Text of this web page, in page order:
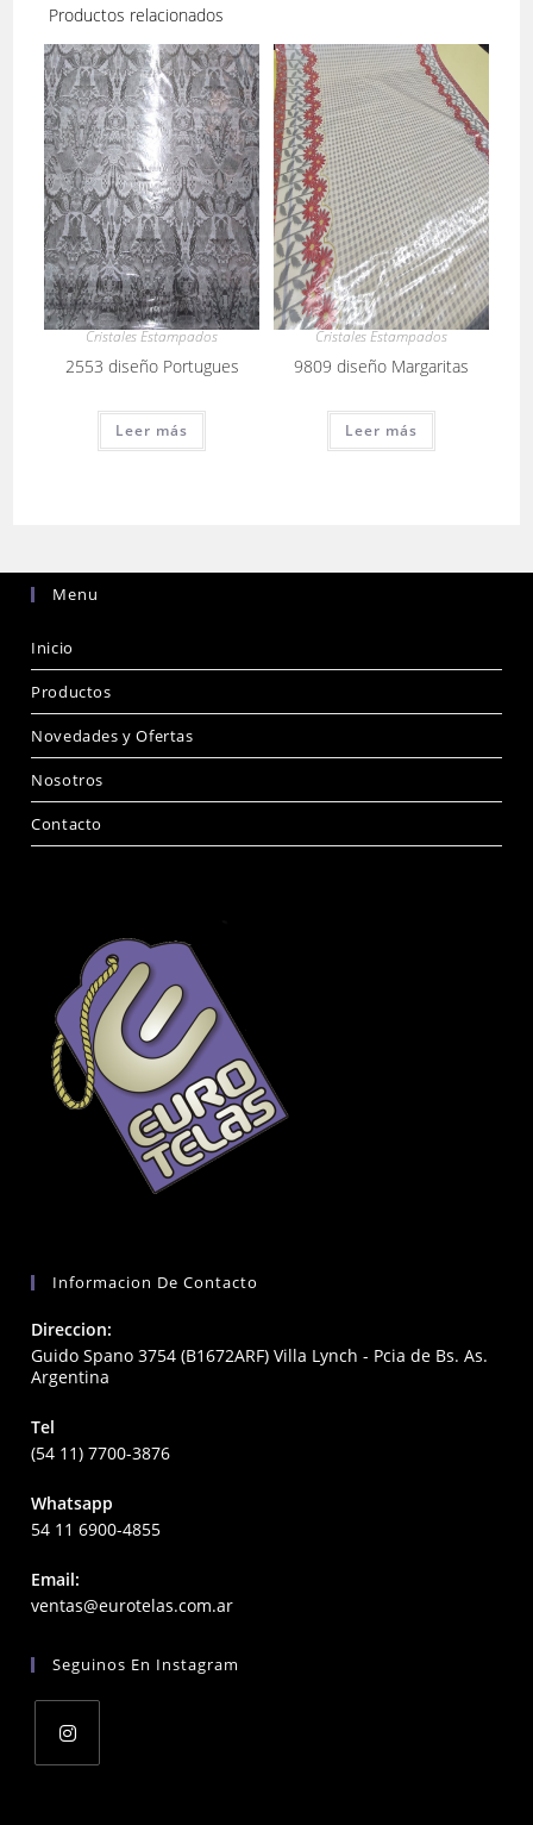
Productos relacionados
Cristales Estampados
2553 diseño Portugues
Leer más
Cristales Estampados
9809 diseño Margaritas
Leer más
Menu
Inicio
Productos
Novedades y Ofertas
Nosotros
Contacto
Informacion De Contacto
Direccion:
Guido Spano 3754 (B1672ARF) Villa Lynch - Pcia de Bs. As.
Argentina
Tel
(54 11) 7700-3876
Whatsapp
54 11 6900-4855
Email:
ventas@eurotelas.com.arOpens
application
Seguinos En Instagram